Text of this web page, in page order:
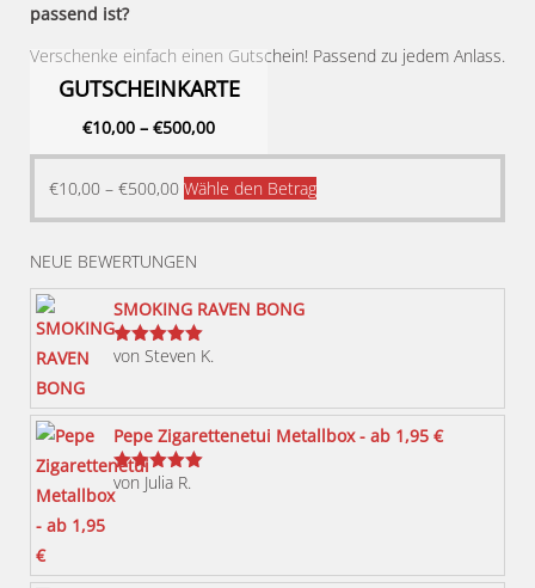
passend ist?
Verschenke einfach einen Gutschein! Passend zu jedem Anlass.
GUTSCHEINKARTE
€10,00 – €500,00
€10,00 – €500,00 Wähle den BetragDieses
Produkt
können
werden
NEUE BEWERTUNGEN
SMOKING RAVEN BONG
Bewertet
von Steven K.
Pepe Zigarettenetui Metallbox - ab 1,95 €
Bewertet
mit
von Julia R.